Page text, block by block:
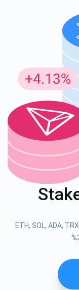
ETH, SOL, ADA,
En son proje